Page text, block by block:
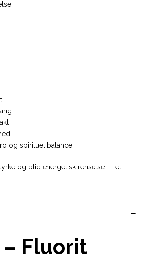
og spirituel balance
og blid energetisk renselse — et
Fluorit